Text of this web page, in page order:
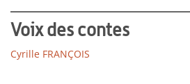
Voix des contes
Cyrille FRANÇOIS